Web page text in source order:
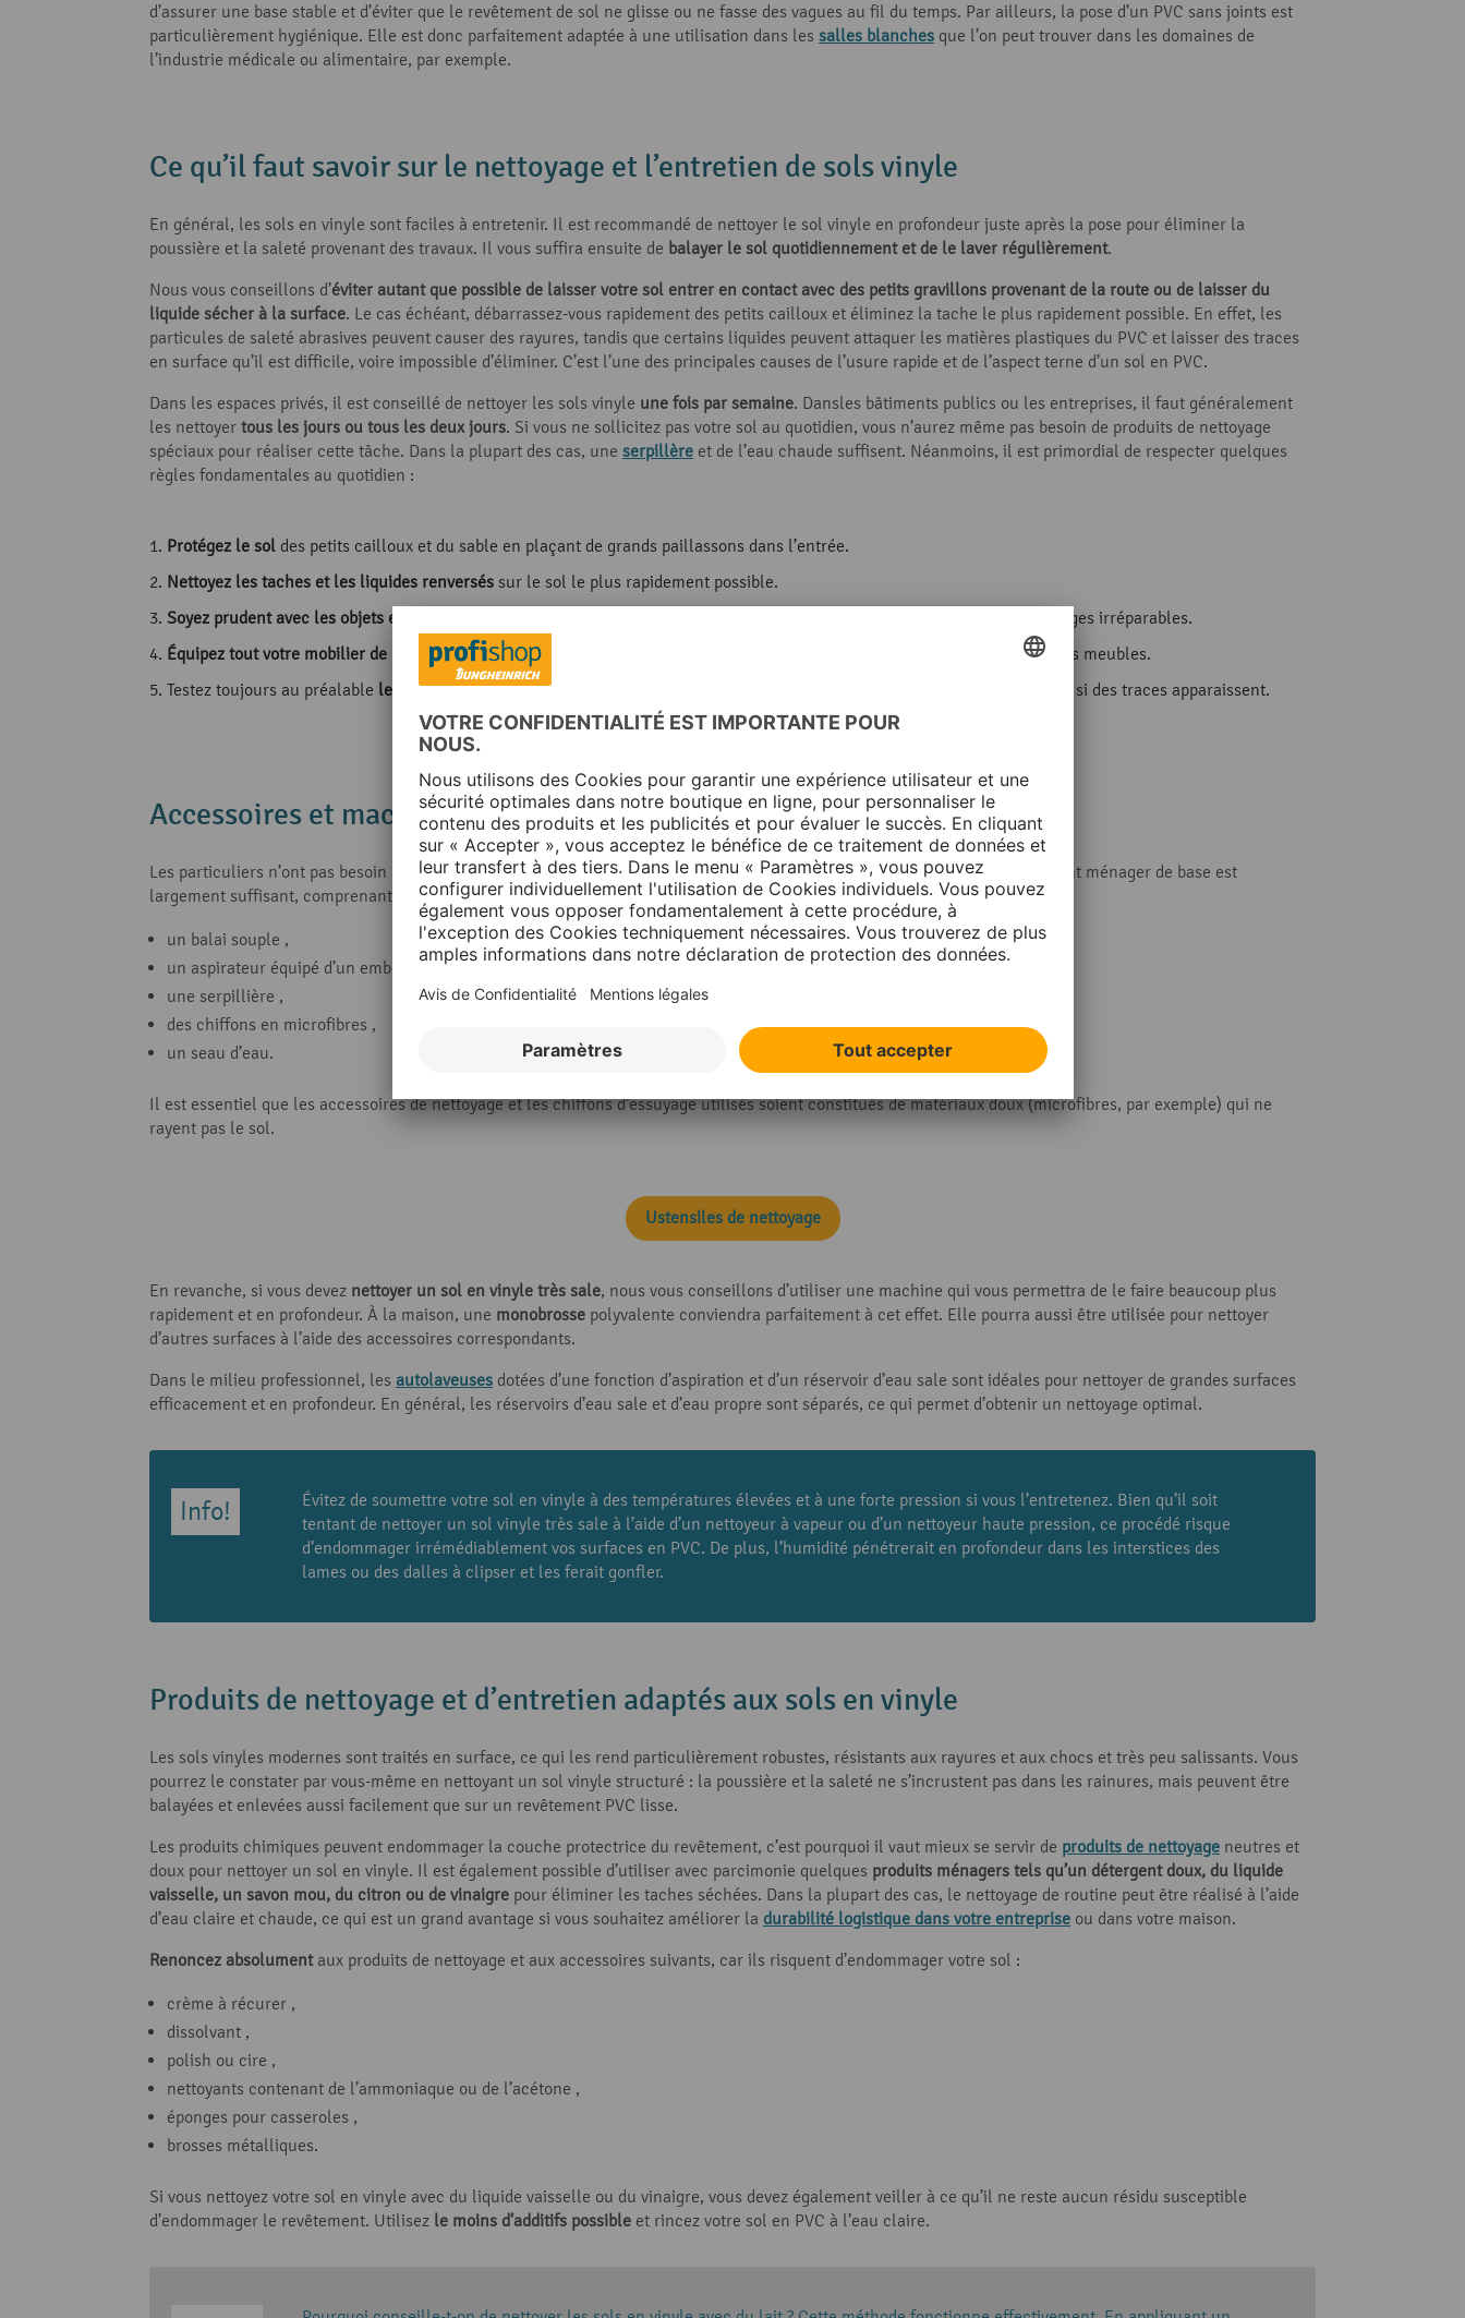
d’assurer une base stable et d’éviter que le revêtement de sol ne glisse ou ne fasse des vagues au fil du temps. Par ailleurs, la pose d’un PVC sans joints est
particulièrement hygiénique. Elle est donc parfaitement adaptée à une utilisation dans les salles blanches que l’on peut trouver dans les domaines de
l’industrie médicale ou alimentaire, par exemple.
Ce qu’il faut savoir sur le nettoyage et l’entretien de sols vinyle
En général, les sols en vinyle sont faciles à entretenir. Il est recommandé de nettoyer le sol vinyle en profondeur juste après la pose pour éliminer la
poussière et la saleté provenant des travaux. Il vous suffira ensuite de balayer le sol quotidiennement et de le laver régulièrement.
Nous vous conseillons d’éviter autant que possible de laisser votre sol entrer en contact avec des petits gravillons provenant de la route ou de laisser du
liquide sécher à la surface. Le cas échéant, débarrassez-vous rapidement des petits cailloux et éliminez la tache le plus rapidement possible. En effet, les
particules de saleté abrasives peuvent causer des rayures, tandis que certains liquides peuvent attaquer les matières plastiques du PVC et laisser des traces
en surface qu’il est difficile, voire impossible d’éliminer. C’est l’une des principales causes de l’usure rapide et de l’aspect terne d’un sol en PVC.
Dans les espaces privés, il est conseillé de nettoyer les sols vinyle une fois par semaine. Dansles bâtiments publics ou les entreprises, il faut généralement
les nettoyer tous les jours ou tous les deux jours. Si vous ne sollicitez pas votre sol au quotidien, vous n’aurez même pas besoin de produits de nettoyage
spéciaux pour réaliser cette tâche. Dans la plupart des cas, une serpillère et de l’eau chaude suffisent. Néanmoins, il est primordial de respecter quelques
règles fondamentales au quotidien :
Protégez le sol des petits cailloux et du sable en plaçant de grands paillassons dans l’entrée.
Nettoyez les taches et les liquides renversés sur le sol le plus rapidement possible.
Soyez prudent avec les objets et
. Les braises ou la cire chaude provoquent des dommages irréparables.
Équipez tout votre mobilier de patins en feutre destinés à protéger les sols
, en les collant ou en les clouant aux pieds de vos meubles.
Testez toujours au préalable les nouveaux produits de nettoyage en les appliquant sur une zone peu visible pour voir si des traces apparaissent.
Accessoires et machines pour nettoyer un sol en PVC
Les particuliers n’ont pas besoin d’appareils puissants ni d’accessoires spéciaux pour nettoyer un sol en vinyle. Un équipement ménager de base est
largement suffisant, comprenant :
un balai souple ,
un aspirateur équipé d’un embout brosse ,
une serpillière ,
des chiffons en microfibres ,
un seau d’eau.
Il est essentiel que les accessoires de nettoyage et les chiffons d’essuyage utilisés soient constitués de matériaux doux (microfibres, par exemple) qui ne
rayent pas le sol.
Ustensiles de nettoyage
En revanche, si vous devez nettoyer un sol en vinyle très sale, nous vous conseillons d’utiliser une machine qui vous permettra de le faire beaucoup plus
rapidement et en profondeur. À la maison, une monobrosse polyvalente conviendra parfaitement à cet effet. Elle pourra aussi être utilisée pour nettoyer
d’autres surfaces à l’aide des accessoires correspondants.
Dans le milieu professionnel, les autolaveuses dotées d’une fonction d’aspiration et d’un réservoir d’eau sale sont idéales pour nettoyer de grandes surfaces
efficacement et en profondeur. En général, les réservoirs d’eau sale et d’eau propre sont séparés, ce qui permet d’obtenir un nettoyage optimal.
Évitez de soumettre votre sol en vinyle à des températures élevées et à une forte pression si vous l’entretenez. Bien qu’il soit
tentant de nettoyer un sol vinyle très sale à l’aide d’un nettoyeur à vapeur ou d’un nettoyeur haute pression, ce procédé risque
d’endommager irrémédiablement vos surfaces en PVC. De plus, l’humidité pénétrerait en profondeur dans les interstices des
lames ou des dalles à clipser et les ferait gonfler.
Produits de nettoyage et d’entretien adaptés aux sols en vinyle
Les sols vinyles modernes sont traités en surface, ce qui les rend particulièrement robustes, résistants aux rayures et aux chocs et très peu salissants. Vous
pourrez le constater par vous-même en nettoyant un sol vinyle structuré : la poussière et la saleté ne s’incrustent pas dans les rainures, mais peuvent être
balayées et enlevées aussi facilement que sur un revêtement PVC lisse.
Les produits chimiques peuvent endommager la couche protectrice du revêtement, c’est pourquoi il vaut mieux se servir de produits de nettoyage neutres et
doux pour nettoyer un sol en vinyle. Il est également possible d’utiliser avec parcimonie quelques produits ménagers tels qu’un détergent doux, du liquide
vaisselle, un savon mou, du citron ou de vinaigre pour éliminer les taches séchées. Dans la plupart des cas, le nettoyage de routine peut être réalisé à l’aide
d’eau claire et chaude, ce qui est un grand avantage si vous souhaitez améliorer la durabilité logistique dans votre entreprise ou dans votre maison.
Renoncez absolumentaux produits de nettoyage et aux accessoires suivants, car ils risquent d’endommager votre sol :
crème à récurer ,
dissolvant ,
polish ou cire ,
nettoyants contenant de l’ammoniaque ou de l’acétone ,
éponges pour casseroles ,
brosses métalliques.
Si vous nettoyez votre sol en vinyle avec du liquide vaisselle ou du vinaigre, vous devez également veiller à ce qu’il ne reste aucun résidu susceptible
d’endommager le revêtement. Utilisez le moins d’additifs possible et rincez votre sol en PVC à l’eau claire.